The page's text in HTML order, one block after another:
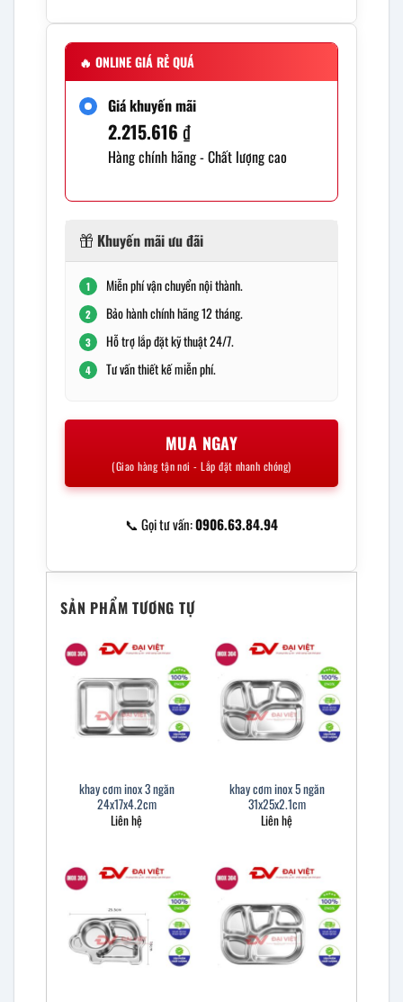
🔥 ONLINE GIÁ RẺ QUÁ
Giá khuyến mãi
2.215.616 ₫
Hàng chính hãng - Chất lượng cao
Khuyến mãi ưu đãi
1 Miễn phí vận chuyển nội thành.
2 Bảo hành chính hãng 12 tháng.
3 Hỗ trợ lắp đặt kỹ thuật 24/7.
4 Tư vấn thiết kế miễn phí.
MUA NGAY
(Giao hàng tận nơi - Lắp đặt nhanh chóng)
📞 Gọi tư vấn:0906.63.84.94
SẢN PHẨM TƯƠNG TỰ
khay cơm inox 3 ngăn
24x17x4.2cm
Liên hệ
khay cơm inox 5 ngăn
31x25x2.1cm
Liên hệ